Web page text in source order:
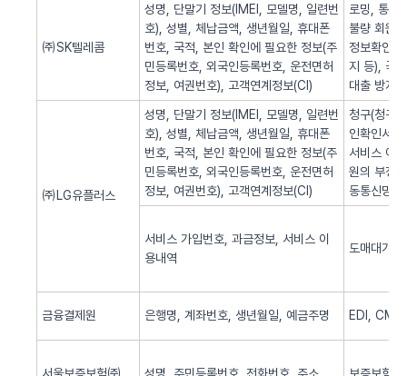
㈜SK텔레콤
성명, 단말기 정보(IMEI, 모델명, 일련번
호), 성별, 체납금액, 생년월일, 휴대폰
번호, 국적, 본인 확인에 필요한 정보(주
민등록번호, 외국인등록번호, 운전면허
정보, 여권번호), 고객연계정보(CI)
로밍, 통화
불량 회원
정보확인,
지 등), 국
대출 방지,
㈜LG유플러스
성명, 단말기 정보(IMEI, 모델명, 일련번
호), 성별, 체납금액, 생년월일, 휴대폰
번호, 국적, 본인 확인에 필요한 정보(주
민등록번호, 외국인등록번호, 운전면허
정보, 여권번호), 고객연계정보(CI)
청구(청구
인확인서
서비스 이
원의 부정
동통신망
서비스 가입번호, 과금정보, 서비스 이
용내역
도매대가
금융결제원 은행명, 계좌번호, 생년월일, 예금주명 EDI, CMS